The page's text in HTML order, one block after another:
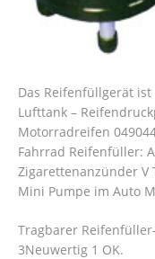
Das Reifenfüllgerät
Lufttank –
Motorradreifen
Fahrrad Reifenfüller:
Zigarettenanzünder V
Mini Pumpe im Auto
Tragbarer
3Neuwertig 1 OK.